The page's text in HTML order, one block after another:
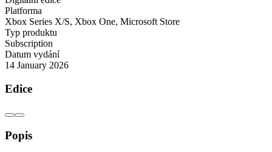
Platforma
Xbox Series X/S, Xbox One, Microsoft Store
Typ produktu
Subscription
Datum vydání
14 January 2026
Edice
Popis